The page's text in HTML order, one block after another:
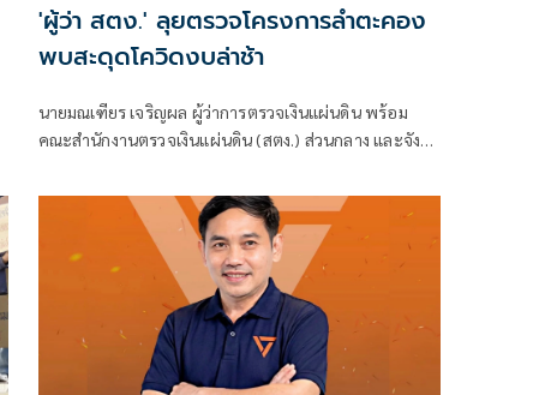
'ผู้ว่า สตง.' ลุยตรวจโครงการลำตะคอง
พบสะดุดโควิดงบล่าช้า
นายมณเฑียร เจริญผล ผู้ว่าการตรวจเงินแผ่นดิน พร้อม
คณะสำนักงานตรวจเงินแผ่นดิน (สตง.) ส่วนกลาง และจัง
พัฒนาและปรับปรุงภูมิทัศน์ลำตะคอง